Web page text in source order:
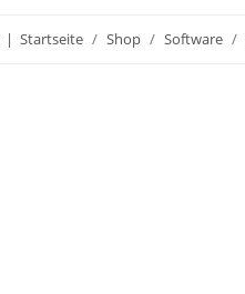
Startseite Shop Software